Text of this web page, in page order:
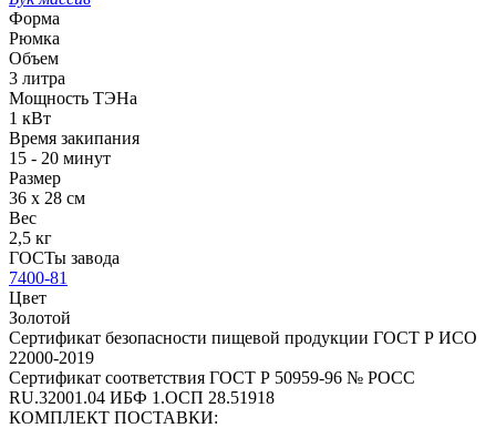
Форма
Рюмка
Объем
3 литра
Мощность ТЭНа
1 кВт
Время закипания
15 - 20 минут
Размер
36 х 28 см
Вес
2,5 кг
ГОСТы завода
7400-81
Цвет
Золотой
Сертификат безопасности пищевой продукции ГОСТ Р ИСО
22000-2019
Сертификат соответствия ГОСТ Р 50959-96 № РОСС
RU.32001.04 ИБФ 1.ОСП 28.51918
КОМПЛЕКТ ПОСТАВКИ: